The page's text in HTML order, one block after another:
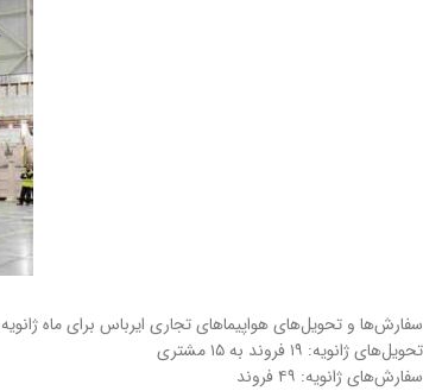
سفارش‌ها و تحویل‌های هواپیماهای تجاری ایرباس برای ماه ژانویه ۲۰۲۶ در سایت ایرباس منتشر شده است.
تحویل‌های ژانویه: ۱۹ فروند به ۱۵ مشتری
سفارش‌های ژانویه: ۴۹ فروند